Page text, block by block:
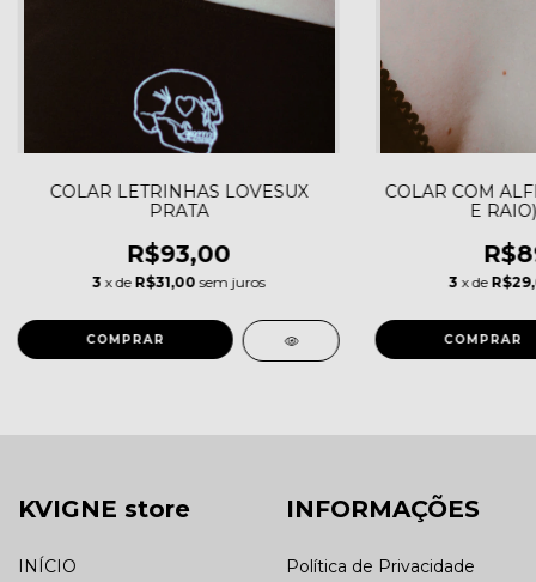
COLAR LETRINHAS LOVESUX
PRATA
R$93,00
3 x de R$31,00 sem juros
COLAR COM
E
3 x de
KVIGNE store
INÍCIO
INFORMAÇÕES
Política de Privacidade